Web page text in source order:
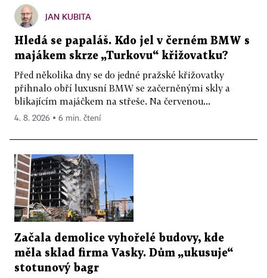
JAN KUBITA
Hledá se papaláš. Kdo jel v černém BMW s
majákem skrze „Turkovu“ křižovatku?
Před několika dny se do jedné pražské křižovatky
přihnalo obří luxusní BMW se začerněnými skly a
blikajícím majáčkem na střeše. Na červenou...
4. 8. 2026 ▪ 6 min. čtení
Začala demolice vyhořelé budovy, kde
měla sklad firma Vasky. Dům „ukusuje“
stotunový bagr